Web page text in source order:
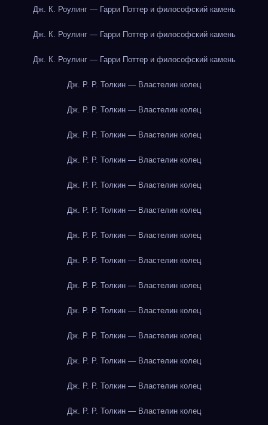
Дж. К. Роулинг — Гарри Поттер и философский камень
Дж. К. Роулинг — Гарри Поттер и философский камень
Дж. К. Роулинг — Гарри Поттер и философский камень
Дж. Р. Р. Толкин — Властелин колец
Дж. Р. Р. Толкин — Властелин колец
Дж. Р. Р. Толкин — Властелин колец
Дж. Р. Р. Толкин — Властелин колец
Дж. Р. Р. Толкин — Властелин колец
Дж. Р. Р. Толкин — Властелин колец
Дж. Р. Р. Толкин — Властелин колец
Дж. Р. Р. Толкин — Властелин колец
Дж. Р. Р. Толкин — Властелин колец
Дж. Р. Р. Толкин — Властелин колец
Дж. Р. Р. Толкин — Властелин колец
Дж. Р. Р. Толкин — Властелин колец
Дж. Р. Р. Толкин — Властелин колец
Дж. Р. Р. Толкин — Властелин колец